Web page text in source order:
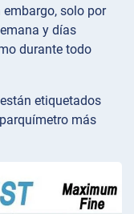
solo por
y días
durante todo
etiquetados
más